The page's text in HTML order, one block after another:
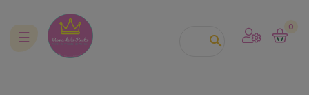

0
Navegación
☰